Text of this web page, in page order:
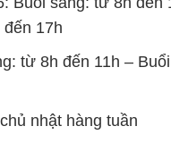
nhật hàng tuần
để đảm bảo sự hỗ trợ
bảo hiệu suất công